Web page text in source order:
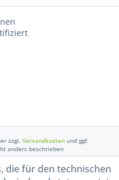
zzgl. Versandkosten und ggf.
anders beschrieben
die für den technischen